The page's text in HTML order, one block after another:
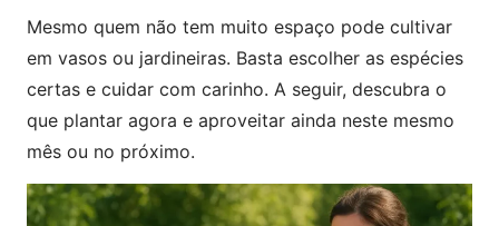
Mesmo quem não tem muito espaço pode cultivar
em vasos ou jardineiras. Basta escolher as espécies
certas e cuidar com carinho. A seguir, descubra o
que plantar agora e aproveitar ainda neste mesmo
mês ou no próximo.